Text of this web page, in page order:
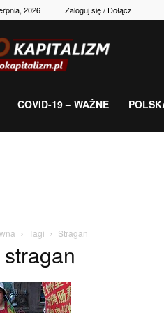
2026 Zaloguj się / Dołącz
COVID-19 – WAŻNE
Tagi Stragan